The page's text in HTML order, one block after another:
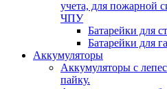
учета, для пожарной
ЧПУ
Батарейки для
Батарейки для
Аккумуляторы
Аккумуляторы с
пайку.